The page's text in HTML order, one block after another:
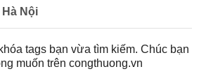
Nội
tags bạn vừa tìm kiếm. Chúc bạn
muốn trên congthuong.vn